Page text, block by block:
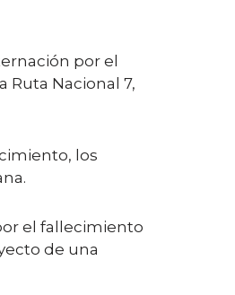
por el
Ruta Nacional 7,
los
el fallecimiento
de una